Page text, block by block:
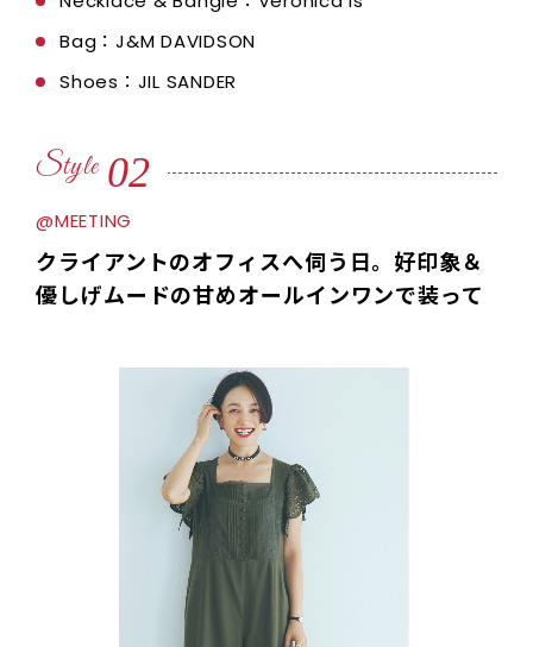
Bag：J&M DAVIDSON
Shoes：JIL SANDER
Style 02
@MEETING
クライアントのオフィスへ伺う日。好印象＆
優しげムードの甘めオールインワンで装って